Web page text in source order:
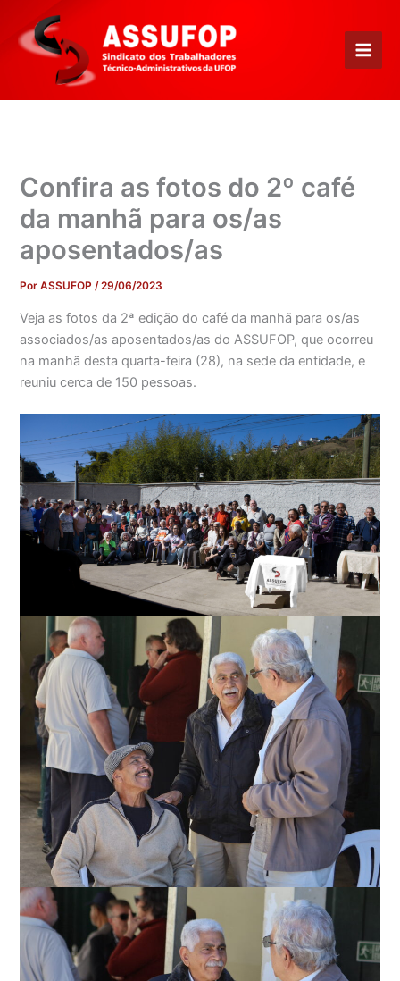
para
conteúdo
Confira as fotos do 2º café
da manhã para os/as
aposentados/as
PorASSUFOP/29/06/2023
Veja as fotos da 2ª edição do café da manhã para os/as
associados/as aposentados/as do ASSUFOP, que ocorreu
na manhã desta quarta-feira (28), na sede da entidade, e
reuniu cerca de 150 pessoas.